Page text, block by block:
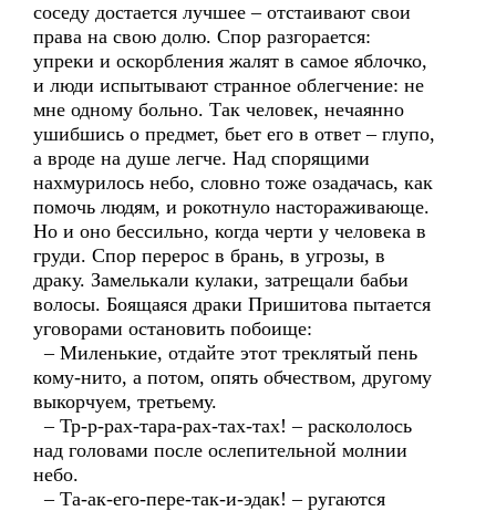
соседу достается лучшее – отстаивают свои
права на свою долю. Спор разгорается:
упреки и оскорбления жалят в самое яблочко,
и люди испытывают странное облегчение: не
мне одному больно. Так человек, нечаянно
ушибшись о предмет, бьет его в ответ – глупо,
а вроде на душе легче. Над спорящими
нахмурилось небо, словно тоже озадачась, как
помочь людям, и рокотнуло настораживающе.
Но и оно бессильно, когда черти у человека в
груди. Спор перерос в брань, в угрозы, в
драку. Замелькали кулаки, затрещали бабьи
волосы. Боящаяся драки Пришитова пытается
уговорами остановить побоище:
– Миленькие, отдайте этот треклятый пень
кому-нито, а потом, опять обчеством, другому
выкорчуем, третьему.
– Тр-р-рах-тара-рах-тах-тах! – раскололось
над головами после ослепительной молнии
небо.
– Та-ак-его-пере-так-и-эдак! – ругаются